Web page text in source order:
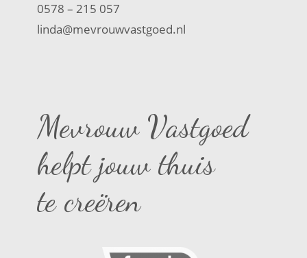
0578 – 215 057
linda@mevrouwvastgoed.nl
Mevrouw Vastgoed
helpt jouw thuis
te creëren